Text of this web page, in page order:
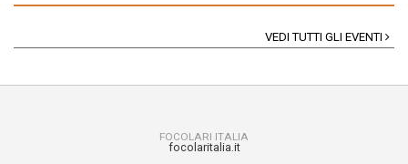
VEDI TUTTI GLI EVENTI
FOCOLARI ITALIA
focolaritalia.it